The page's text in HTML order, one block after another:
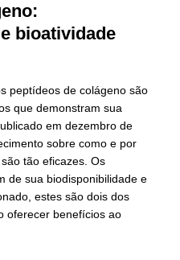
bioatividade
peptídeos de colágeno são
que demonstram sua
em dezembro de
sobre como e por
tão eficazes. Os
de sua biodisponibilidade e
estes são dois dos
oferecer benefícios ao